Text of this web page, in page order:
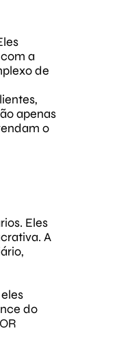
a
de
apenas
o
Eles
A
do